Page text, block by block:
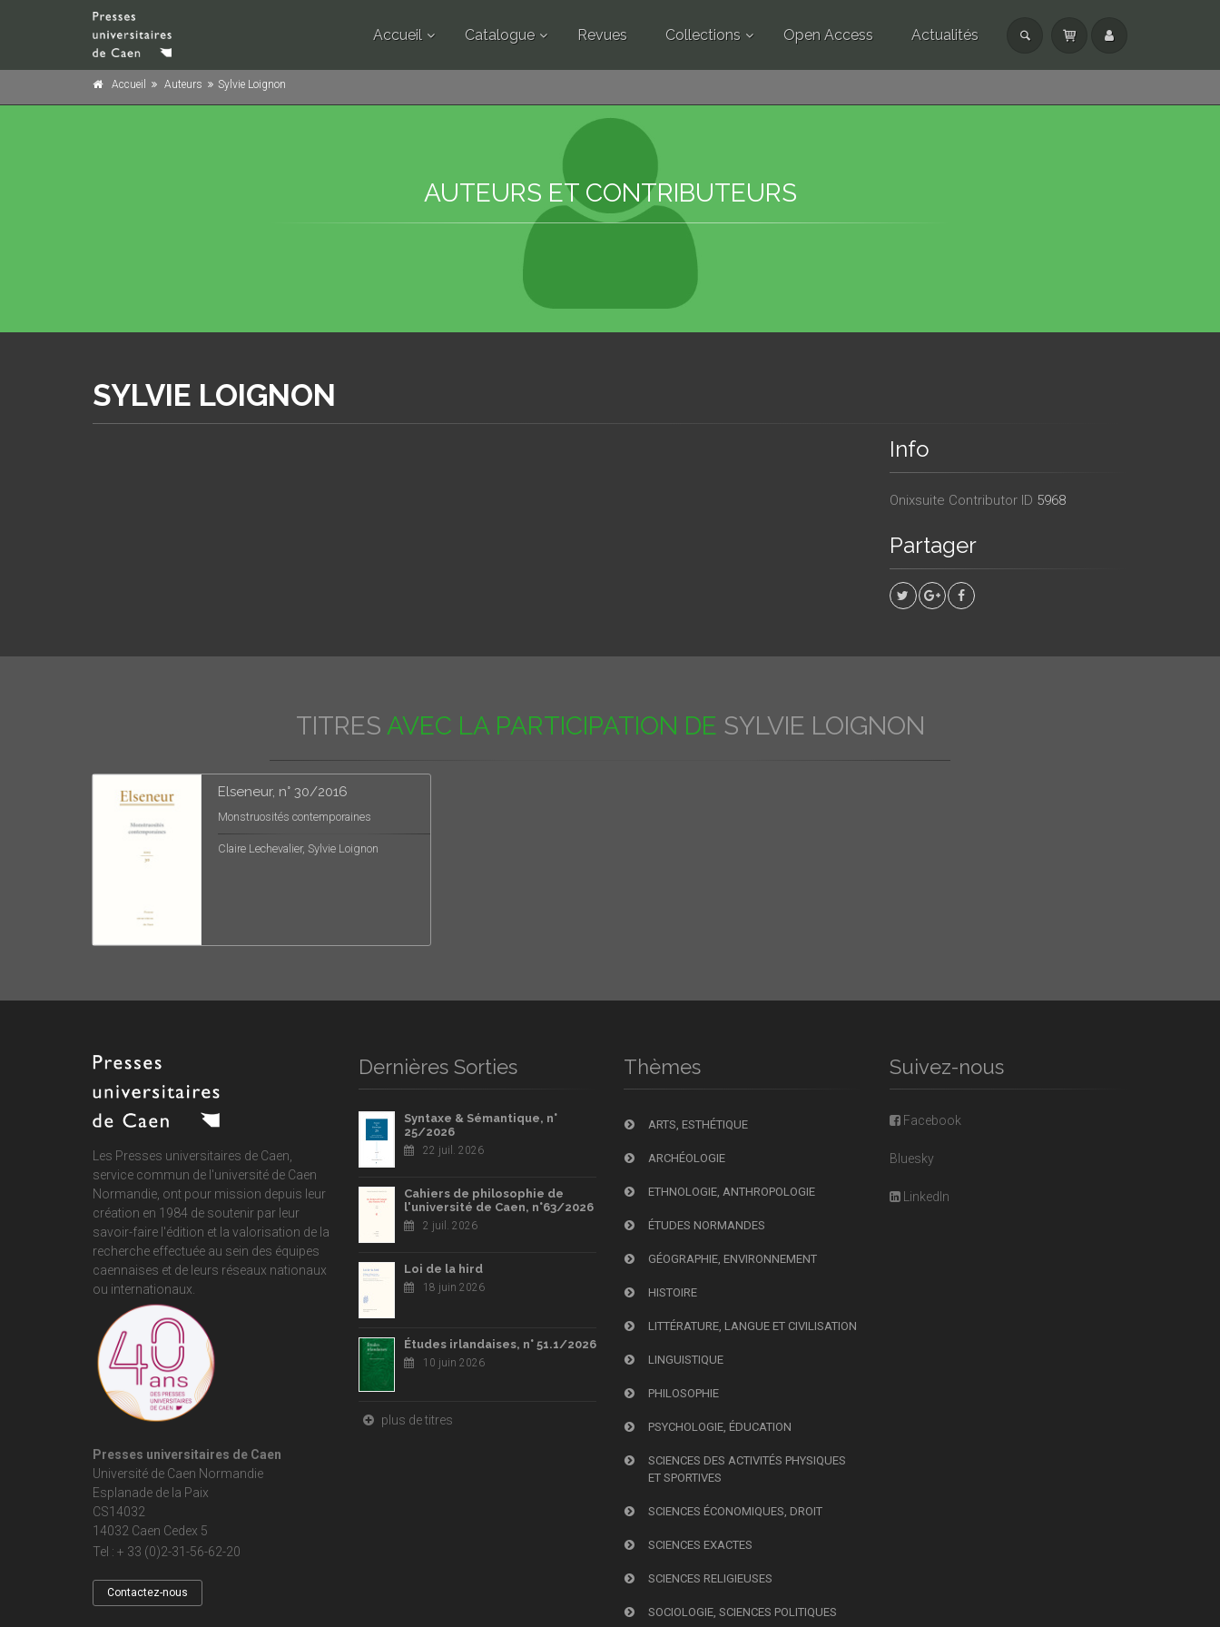
Accueil Catalogue Revues Collections Open Access Actualités
Accueil Auteurs Sylvie Loignon
AUTEURS ET CONTRIBUTEURS
SYLVIE LOIGNON
Info
Onixsuite Contributor ID 5968
Partager
TITRES AVEC LA PARTICIPATION DE SYLVIE LOIGNON
Elseneur, n° 30/2016
Monstruosités contemporaines
Claire Lechevalier, Sylvie Loignon
Les Presses universitaires de Caen,
service commun de l'université de Caen
Normandie, ont pour mission depuis leur
création en 1984 de soutenir par leur
savoir-faire l'édition et la valorisation de la
recherche effectuée au sein des équipes
caennaises et de leurs réseaux nationaux
ou internationaux.
Presses universitaires de Caen
Université de Caen Normandie
Esplanade de la Paix
CS14032
14032 Caen Cedex 5
Tel : + 33 (0)2-31-56-62-20
Contactez-nous
Dernières Sorties
Syntaxe & Sémantique, n°
25/2026
22 juil. 2026
Cahiers de philosophie de
l'université de Caen, n°63/2026
2 juil. 2026
Loi de la hird
18 juin 2026
Études irlandaises, n° 51.1/2026
10 juin 2026
plus de titres
Thèmes
ARTS, ESTHÉTIQUE
ARCHÉOLOGIE
ETHNOLOGIE, ANTHROPOLOGIE
ÉTUDES NORMANDES
GÉOGRAPHIE, ENVIRONNEMENT
HISTOIRE
LITTÉRATURE, LANGUE ET CIVILISATION
LINGUISTIQUE
PHILOSOPHIE
PSYCHOLOGIE, ÉDUCATION
SCIENCES DES ACTIVITÉS PHYSIQUES
ET SPORTIVES
SCIENCES ÉCONOMIQUES, DROIT
SCIENCES EXACTES
SCIENCES RELIGIEUSES
SOCIOLOGIE, SCIENCES POLITIQUES
Suivez-nous
Facebook
Bluesky
LinkedIn